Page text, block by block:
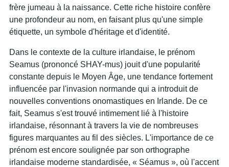
frère jumeau à la naissance. Cette riche histoire confère
une profondeur au nom, en faisant plus qu'une simple
étiquette, un symbole d'héritage et d'identité.
Dans le contexte de la culture irlandaise, le prénom
Seamus (prononcé SHAY-mus) jouit d'une popularité
constante depuis le Moyen Âge, une tendance fortement
influencée par l'invasion normande qui a introduit de
nouvelles conventions onomastiques en Irlande. De ce
fait, Seamus s'est trouvé intimement lié à l'histoire
irlandaise, résonnant à travers la vie de nombreuses
figures marquantes au fil des siècles. L'importance de ce
prénom est encore soulignée par son orthographe
irlandaise moderne standardisée, « Séamus », où l'accent